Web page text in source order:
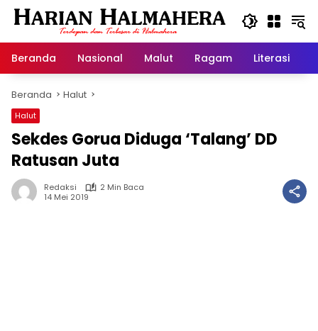
Langsung
Beranda
Nasional Malut Ragam Literasi
Beranda Halut
Halut
Sekdes Gorua Diduga ‘Talang’ DD
Ratusan Juta
Redaksi
2 Min Baca
14 Mei 2019